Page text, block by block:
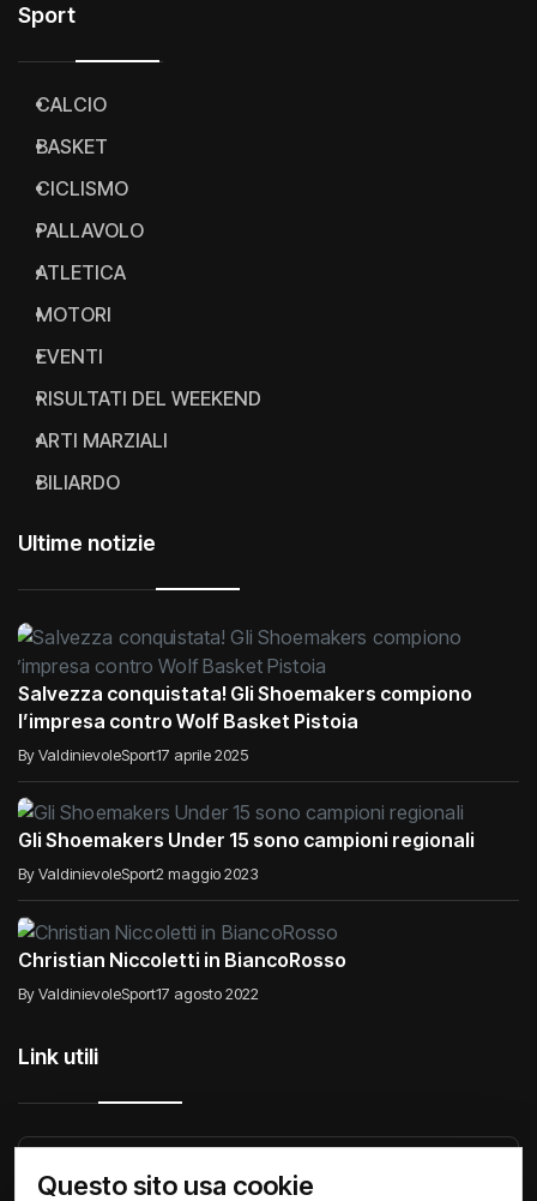
Sport
CALCIO
BASKET
CICLISMO
PALLAVOLO
ATLETICA
MOTORI
EVENTI
RISULTATI DEL WEEKEND
ARTI MARZIALI
BILIARDO
Ultime notizie
Salvezza conquistata! Gli Shoemakers compiono
l’impresa contro Wolf Basket Pistoia
By ValdinievoleSport17 aprile 2025
Gli Shoemakers Under 15 sono campioni regionali
By ValdinievoleSport2 maggio 2023
Christian Niccoletti in BiancoRosso
By ValdinievoleSport17 agosto 2022
Link utili
Raccontiamo di Noi Comunicati
Questo sito usa cookie